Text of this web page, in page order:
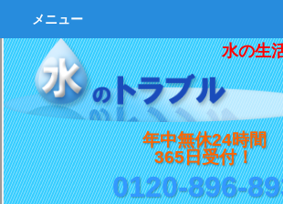
水の生
年中無休24時間
365日受付！
0120-896-
メニュー